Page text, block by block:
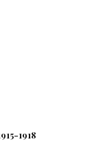
1918